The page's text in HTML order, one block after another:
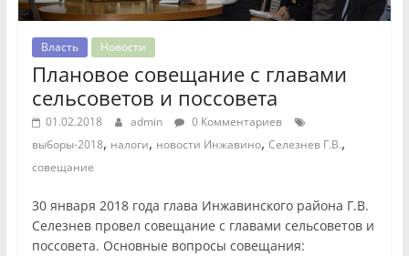
Власть Новости
Плановое совещание с главами
сельсоветов и поссовета
01.02.2018 admin
0 Комментариев
выборы-2018, налоги, новости Инжавино, Селезнев Г.В.,
совещание
30 января 2018 года глава Инжавинского района Г.В.
Селезнев провел совещание с главами сельсоветов и
поссовета. Основные вопросы совещания: